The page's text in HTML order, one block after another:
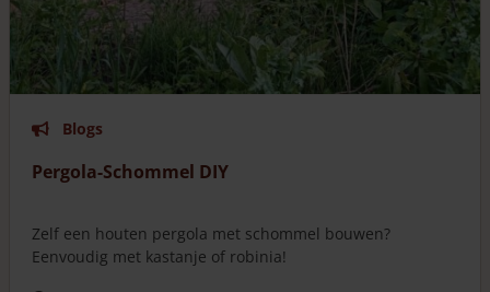
Blogs
Pergola-Schommel DIY
Zelf een houten pergola met schommel bouwen?
Eenvoudig met kastanje of robinia!